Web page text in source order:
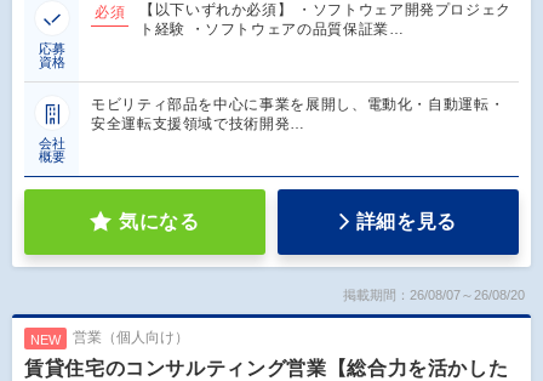
応募
資格
必須
【以下いずれか必須】 ・ソフトウェア開発プロジェク
ト経験 ・ソフトウェアの品質保証業…
会社
概要
モビリティ部品を中心に事業を展開し、電動化・自動運転・
安全運転支援領域で技術開発…
気になる 詳細を見る
掲載期間：26/08/07～26/08/20
NEW 営業（個人向け）
賃貸住宅のコンサルティング営業【総合力を活かした